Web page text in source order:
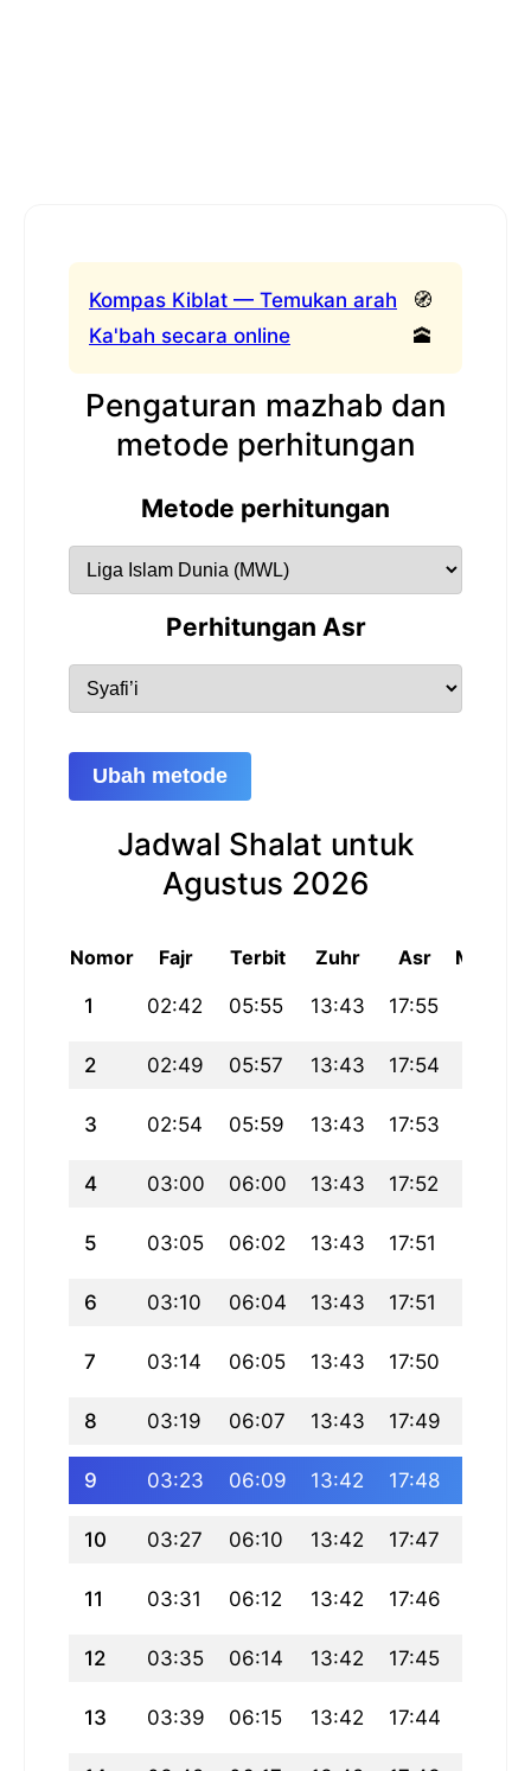
Kompas Kiblat — Temukan arah
Ka'bah secara online
🧭
🕋
Pengaturan mazhab dan
metode perhitungan
Metode perhitungan
Perhitungan Asr
Ubah metode
Jadwal Shalat untuk
Agustus 2026
Nomor Fajr Terbit Zuhr Asr Maghrib
1 02:42 05:55 13:43 17:55
2 02:49 05:57 13:43 17:54
3 02:54 05:59 13:43 17:53
4 03:00 06:00 13:43 17:52
5 03:05 06:02 13:43 17:51
6 03:10 06:04 13:43 17:51
7 03:14 06:05 13:43 17:50
8 03:19 06:07 13:43 17:49
9 03:23 06:09 13:42 17:48
10 03:27 06:10 13:42 17:47
11 03:31 06:12 13:42 17:46
12 03:35 06:14 13:42 17:45
13 03:39 06:15 13:42 17:44